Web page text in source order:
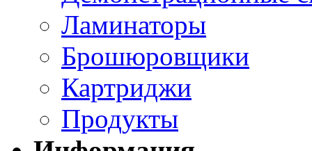
Ламинаторы
Брошюровщики
Картриджи
Продукты